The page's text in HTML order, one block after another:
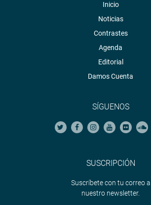
Inicio
Noticias
Contrastes
Agenda
Editorial
Damos Cuenta
SÍGUENOS
SUSCRIPCIÓN
Suscríbete con tu correo a
nuestro newsletter.